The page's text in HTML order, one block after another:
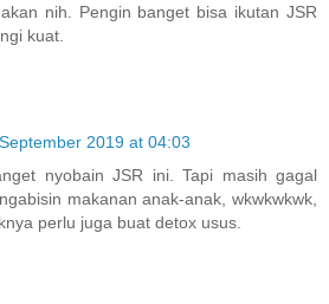
nih. Pengin banget bisa ikutan JSR
kuat.
2019 at 04:03
nyobain JSR ini. Tapi masih gagal
makanan anak-anak, wkwkwkwk,
perlu juga buat detox usus.